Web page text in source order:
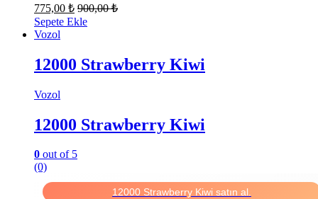
775,00 ₺ 900,00₺
Sepete Ekle
Vozol
12000 Strawberry Kiwi
Vozol
12000 Strawberry Kiwi
0 out of 5
(0)
12000 Strawberry Kiwi satın al.